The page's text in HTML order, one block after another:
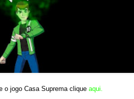
o jogo Casa Suprema clique aqui.